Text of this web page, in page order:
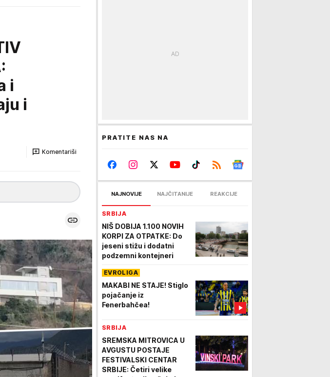
i
i
Komentariši
PRATITE NAS NA
NAJNOVIJE NAJČITANIJE REAKCIJE
SRBIJA
NIŠ DOBIJA 1.100 NOVIH
KORPI ZA OTPATKE: Do
jeseni stižu i dodatni
podzemni kontejneri
EVROLIGA
MAKABI NE STAJE! Stiglo
pojačanje iz
Fenerbahčea!
SRBIJA
SREMSKA MITROVICA U
AVGUSTU POSTAJE
FESTIVALSKI CENTAR
SRBIJE: Četiri velike